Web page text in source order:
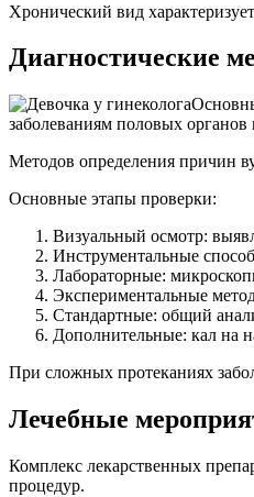
Хронический вид
Диагностические
заболеваниям половых органов
Методов определения причин
Основные этапы проверки:
Визуальный осмотр:
Инструментальные
Лабораторные:
Экспериментальные
Стандартные: общий
Дополнительные: кал на
При сложных протеканиях
Лечебные
Комплекс лекарственных
процедур.